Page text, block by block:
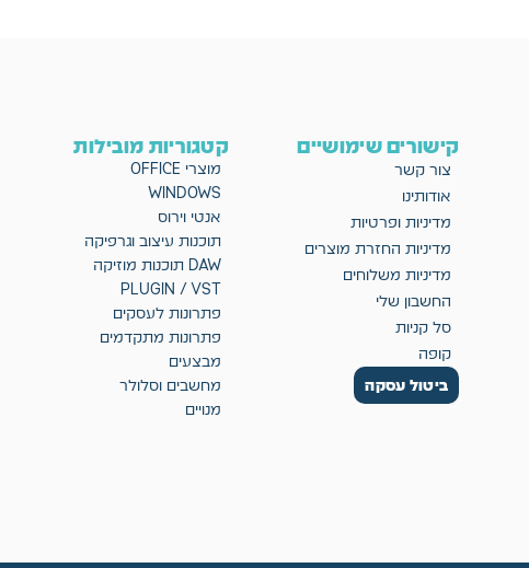
קישורים שימושיים
צור קשר
אודותינו
מדיניות ופרטיות
מדיניות החזרת מוצרים
מדיניות משלוחים
החשבון שלי
סל קניות
קופה
ביטול עסקה
קטגוריות מובילות
מוצרי OFFICE
WINDOWS
אנטי וירוס
תוכנות עיצוב וגרפיקה
DAW תוכנות מוזיקה
PLUGIN / VST
פתרונות לעסקים
פתרונות מתקדמים
מבצעים
מחשבים וסלולר
מנויים